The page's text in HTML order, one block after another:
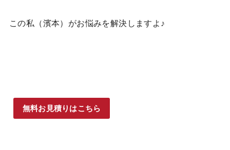
この私（濱本）がお悩みを解決しますよ♪
無料お見積りはこちら